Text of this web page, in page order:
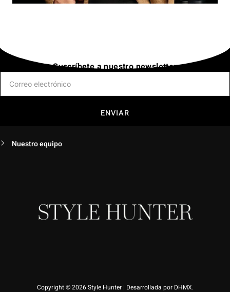
Suscríbete a nuestro newsletter
ENVIAR
Nuestro equipo
Copyright © 2026 Style Hunter | Desarrollada por DHMX.